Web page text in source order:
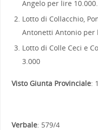
Angelo per lire 10.000.
Lotto di Collacchio,
Antonetti Antonio per
Lotto di Colle Ceci e
3.000
Visto Giunta Provinciale:
Verbale: